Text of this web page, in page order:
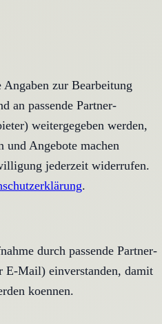
zur Bearbeitung
an passende Partner-
weitergegeben werden,
und Angebote machen
jederzeit widerrufen.
.
durch passende Partner-
E-Mail) einverstanden, damit
koennen.